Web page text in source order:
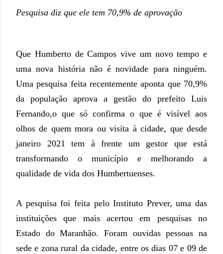
Pesquisa diz que ele tem 70,9% de aprovação
Que Humberto de Campos vive um novo tempo e
uma nova história não é novidade para ninguém.
Uma pesquisa feita recentemente aponta que 70,9%
da população aprova a gestão do prefeito Luis
Fernando,o que só confirma o que é visível aos
olhos de quem mora ou visita à cidade, que desde
janeiro 2021 tem à frente um gestor que está
transformando o município e melhorando a
qualidade de vida dos Humbertuenses.
A pesquisa foi feita pelo Instituto Prever, uma das
instituições que mais acertou em pesquisas no
Estado do Maranhão. Foram ouvidas pessoas na
sede e zona rural da cidade, entre os dias 07 e 09 de